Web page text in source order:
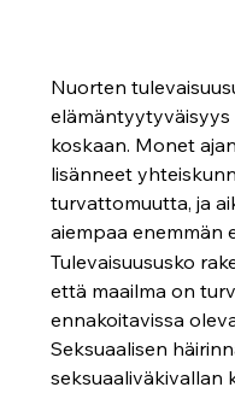
Nuorten
koskaan. Monet
lisänneet
turvattomuutta, ja
aiempaa enemmän
Tulevaisuususko
että maailma on
ennakoitavissa
Seksuaalisen
seksuaaliväkivallan